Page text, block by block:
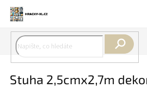
obsah
Stuha 2,5cmx2,7m